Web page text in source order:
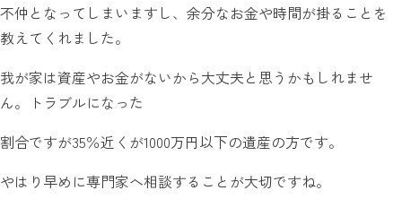
不仲となってしまいますし、余分なお金や時間が掛ることを
教えてくれました。
我が家は資産やお金がないから大丈夫と思うかもしれませ
ん。トラブルになった
割合ですが35％近くが1000万円以下の遺産の方です。
やはり早めに専門家へ相談することが大切ですね。